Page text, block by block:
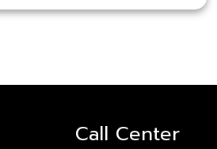
Call Center